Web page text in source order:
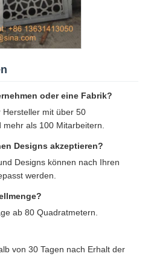
oder eine Fabrik?
mit über 50
als 100 Mitarbeitern.
Designs akzeptieren?
Designs können nach Ihren
werden.
ab 80 Quadratmetern.
von 30 Tagen nach Erhalt der